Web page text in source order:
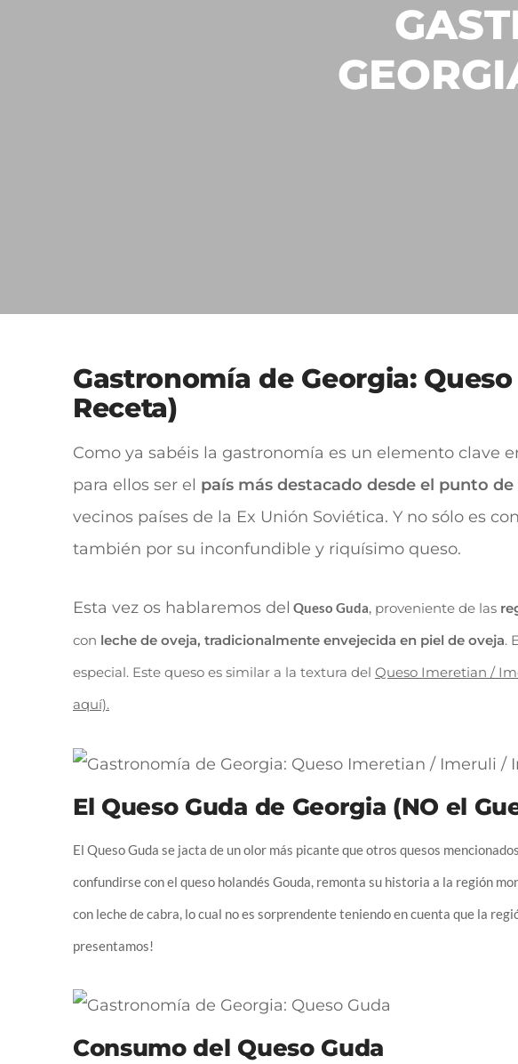
Gastronomía de Georgia:
Receta)
Como ya sabéis la gastronomía es un elemento clave
para ellos ser el país más destacado desde el punto
vecinos países de la Ex Unión Soviética. Y no sólo es
también por su inconfundible y riquísimo queso.
Esta vez os hablaremos del Queso Guda, proveniente de las
con leche de oveja, tradicionalmente envejecida en piel de oveja.
especial. Este queso es similar a la textura del Queso Imeretian /
aquí).
El Queso Guda de Georgia (NO el
El Queso Guda se jacta de un olor más picante que otros quesos
confundirse con el queso holandés Gouda, remonta su historia a la región
con leche de cabra, lo cual no es sorprendente teniendo en cuenta que la
presentamos!
Consumo del Queso Guda